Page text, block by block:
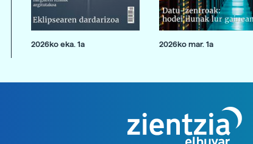
2026ko eka. 1a 2026ko mar. 1a